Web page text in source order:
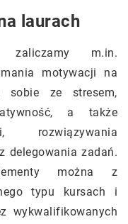
laurach
zaliczamy m.in.
motywacji na
sobie ze stresem,
a także
rozwiązywania
delegowania zadań.
można z
typu kursach i
wykwalifikowanych